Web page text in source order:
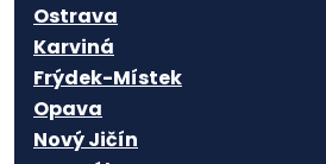
Ostrava
Karviná
Frýdek-Místek
Opava
Nový Jičín